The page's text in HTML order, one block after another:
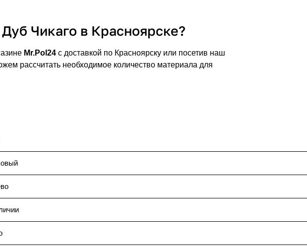
Чикаго в Красноярске?
Mr.Pol24 с доставкой по Красноярску или посетив наш
рассчитать необходимое количество материала для